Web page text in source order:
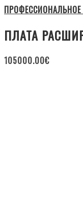
ПЛАТА
105000.00€